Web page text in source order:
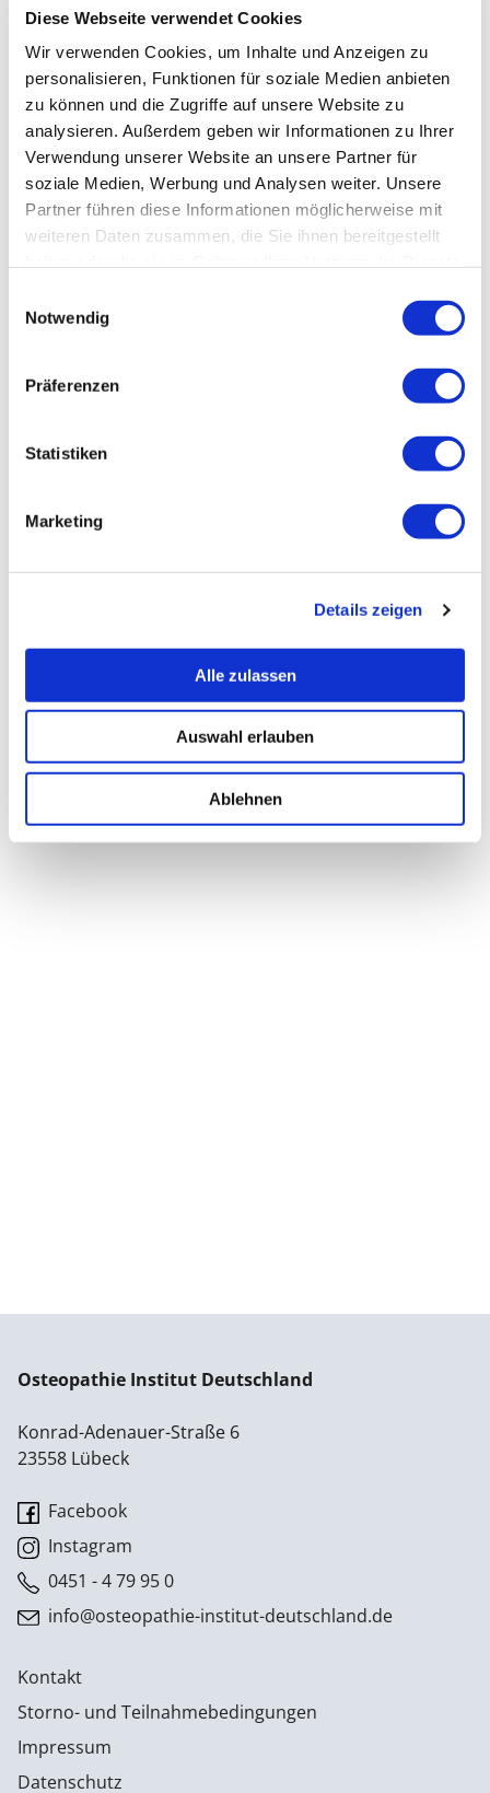
Diese Webseite verwendet Cookies
Wir verwenden Cookies, um Inhalte und Anzeigen zu
personalisieren, Funktionen für soziale Medien anbieten
zu können und die Zugriffe auf unsere Website zu
analysieren. Außerdem geben wir Informationen zu Ihrer
Verwendung unserer Website an unsere Partner für
soziale Medien, Werbung und Analysen weiter. Unsere
Partner führen diese Informationen möglicherweise mit
weiteren Daten zusammen, die Sie ihnen bereitgestellt
Notwendig
Präferenzen
Statistiken
Marketing
Details zeigen
Alle zulassen
Auswahl erlauben
Ablehnen
Osteopathie Institut Deutschland
Konrad-Adenauer-Straße 6
23558 Lübeck
Facebook
Instagram
0451 - 4 79 95 0
info@osteopathie-institut-deutschland.de
Kontakt
Storno- und Teilnahmebedingungen
Impressum
Datenschutz